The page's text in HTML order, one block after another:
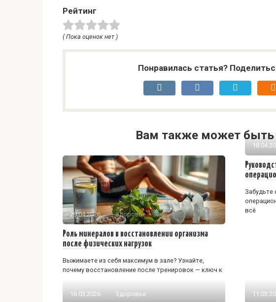
Рейтинг
( Пока оценок нет )
Понравилась статья?
Вам также может быть
29.04.2026 Здоровье
Роль минералов в восстановлении организма
после физических нагрузок
Выжимаете из себя максимум в зале? Узнайте,
почему восстановление после тренировок — ключ к
Забудьте
всё
16.03.2026 Здоровье